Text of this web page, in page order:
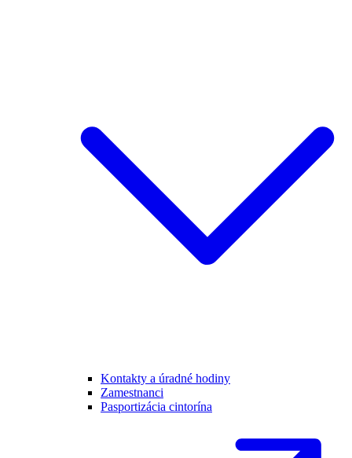
Kontakty a úradné hodiny
Zamestnanci
Pasportizácia cintorína